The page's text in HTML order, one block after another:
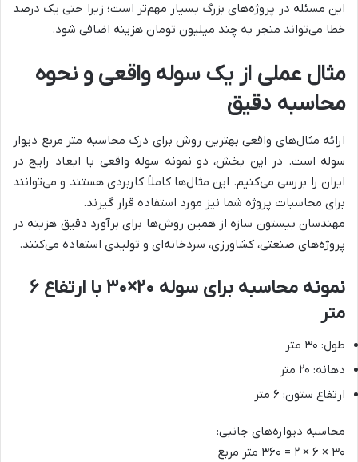
این مسئله در پروژه‌های بزرگ بسیار مهم‌تر است؛ زیرا حتی یک درصد
خطا می‌تواند منجر به چند میلیون تومان هزینه اضافی شود.
مثال عملی از یک سوله واقعی و نحوه
محاسبه دقیق
ارائه مثال‌های واقعی بهترین روش برای درک محاسبه متر مربع دیوار
سوله است. در این بخش، دو نمونه سوله واقعی با ابعاد رایج در
ایران را بررسی می‌کنیم. این مثال‌ها کاملاً کاربردی هستند و می‌توانند
برای محاسبات پروژه شما نیز مورد استفاده قرار گیرند.
مهندسان بیستون سازه از همین روش‌ها برای برآورد دقیق هزینه در
پروژه‌های صنعتی، کشاورزی، سردخانه‌ای و تولیدی استفاده می‌کنند.
نمونه محاسبه برای سوله ۲۰×۳۰ با ارتفاع ۶
متر
طول: ۳۰ متر
دهانه: ۲۰ متر
ارتفاع ستون: ۶ متر
محاسبه دیواره‌های جانبی:
۳۰ × ۶ × ۲ = ۳۶۰ متر مربع